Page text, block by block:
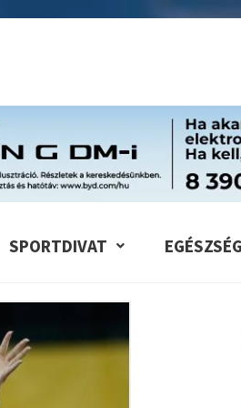
SPORTDIVAT EGÉSZSÉG